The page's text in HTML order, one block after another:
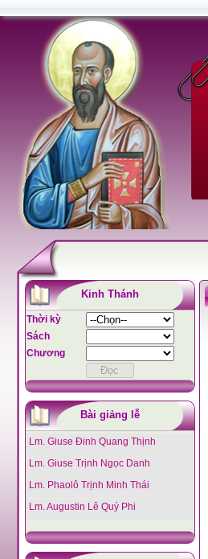
Kinh Thánh
Thời kỳ
Sách
Chương
Bài giảng lễ
Lm. Giuse Đinh Quang Thịnh
Lm. Giuse Trịnh Ngọc Danh
Lm. Phaolô Trịnh Minh Thái
Lm. Augustin Lê Quý Phi